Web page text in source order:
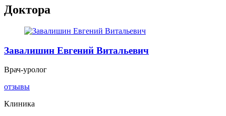
Доктора
Завалишин Евгений Витальевич
Врач-уролог
отзывы
Клиника